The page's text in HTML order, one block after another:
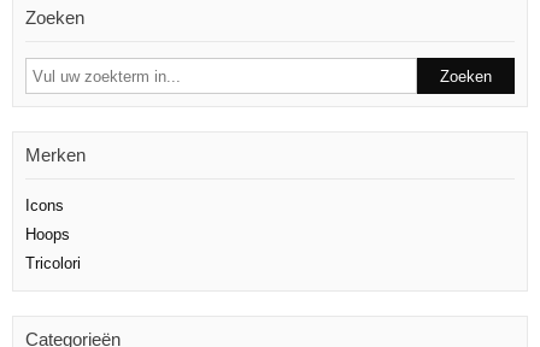
Zoeken
Merken
Icons
Hoops
Tricolori
Categorieën